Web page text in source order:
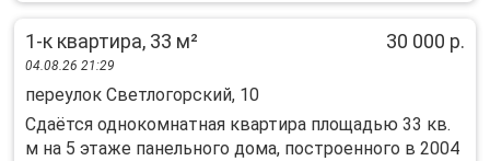
1-к квартира, 33 м² 30 000 р.
04.08.26 21:29
переулок Светлогорский, 10
Сдаётся однокомнатная квартира площадью 33 кв.
м на 5 этаже панельного дома, построенного в 2004